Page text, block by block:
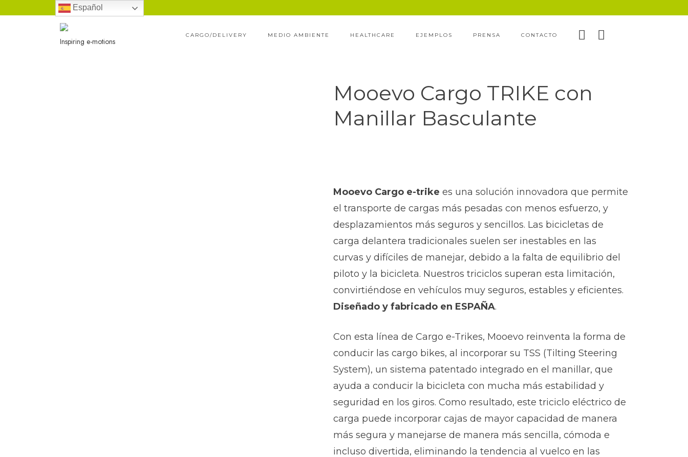
Inspiring e-motions
CARGO/DELIVERY MEDIO AMBIENTE HEALTHCARE EJEMPLOS PRENSA CONTACTO
Mooevo Cargo TRIKE con
Manillar Basculante
Mooevo Cargo e-trike es una solución innovadora que permite
el transporte de cargas más pesadas con menos esfuerzo, y
desplazamientos más seguros y sencillos. Las bicicletas de
carga delantera tradicionales suelen ser inestables en las
curvas y difíciles de manejar, debido a la falta de equilibrio del
piloto y la bicicleta. Nuestros triciclos superan esta limitación,
convirtiéndose en vehículos muy seguros, estables y eficientes.
Diseñado y fabricado en ESPAÑA.
Con esta línea de Cargo e-Trikes, Mooevo reinventa la forma de
conducir las cargo bikes, al incorporar su TSS (Tilting Steering
System), un sistema patentado integrado en el manillar, que
ayuda a conducir la bicicleta con mucha más estabilidad y
seguridad en los giros. Como resultado, este triciclo eléctrico de
carga puede incorporar cajas de mayor capacidad de manera
más segura y manejarse de manera más sencilla, cómoda e
incluso divertida, eliminando la tendencia al vuelco en las
Español